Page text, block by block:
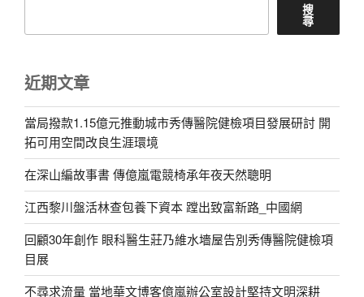
搜
尋
近期文章
當局撥款1.15億元推動城市秀傳醫院健檢項目發展研討 開
拓可用空間改良生涯環境
在深山編故事書 傳億嵐電競椅承年夜天然聰明
江西黎川盤活林查包養下資本 蹚出致富新路_中國網
回顧30年創作 眼科醫生莊乃維水墻屋告別秀傳醫院健檢項
目展
不尋求流量 當地華文博客億嵐辦公室設計堅持文明深耕